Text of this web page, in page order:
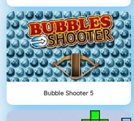
Bubble Shooter 5